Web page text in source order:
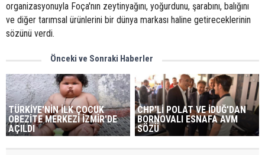
organizasyonuyla Foça'nın zeytinyağını, yoğurdunu, şarabını, balığını
ve diğer tarımsal ürünlerini bir dünya markası haline getireceklerinin
sözünü verdi.
Önceki ve Sonraki Haberler
TÜRKİYE'NİN İLK ÇOCUK
OBEZİTE MERKEZİ İZMİR'DE
AÇILDI
CHP'Lİ POLAT VE İDUĞ'DAN
BORNOVALI ESNAFA AVM
SÖZÜ